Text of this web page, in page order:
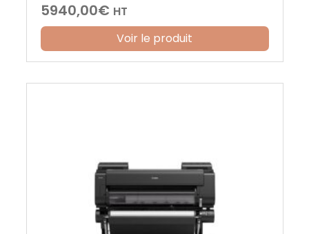
5940,00€ HT
Voir le produit